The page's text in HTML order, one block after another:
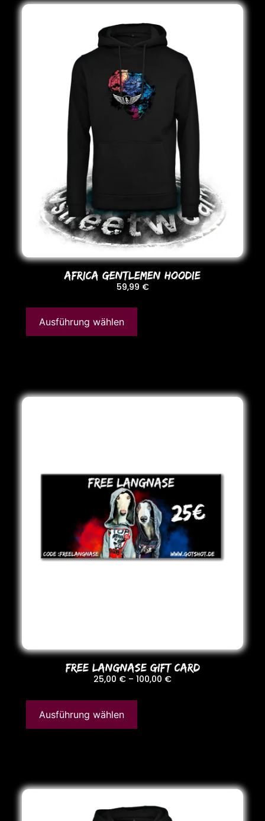
AFRICA GENTLEMEN HooDIE
59,99 €
Ausführung wählen
FREE LANGNASE GIFT CARD
25,00 € – 100,00 €
Ausführung wählen